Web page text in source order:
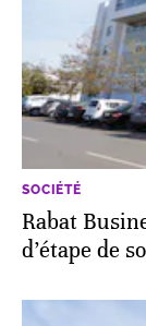
SOCIÉTÉ
Rabat
d’étape de